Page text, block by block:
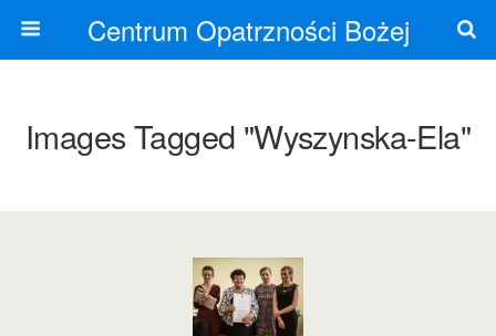
Centrum Opatrzności Bożej
Images Tagged "wyszynska-Ela"